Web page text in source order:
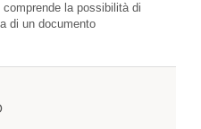
comprende la possibilità di
di un documento